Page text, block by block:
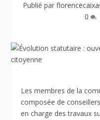
Publié par
0
Les membres de la
composée de
en charge des travaux